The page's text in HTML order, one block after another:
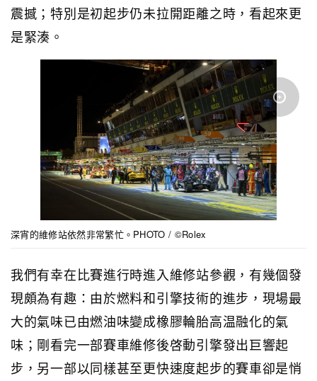
震撼；特別是初起步仍未拉開距離之時，看起來更
是緊湊。
深宵的維修站依然非常繁忙。PHOTO / ©Rolex
我們有幸在比賽進行時進入維修站參觀，有幾個發
現頗為有趣：由於燃料和引擎技術的進步，現場最
大的氣味已由燃油味變成橡膠輪胎高温融化的氣
味；剛看完一部賽車維修後啓動引擎發出巨響起
步，另一部以同樣甚至更快速度起步的賽車卻是悄